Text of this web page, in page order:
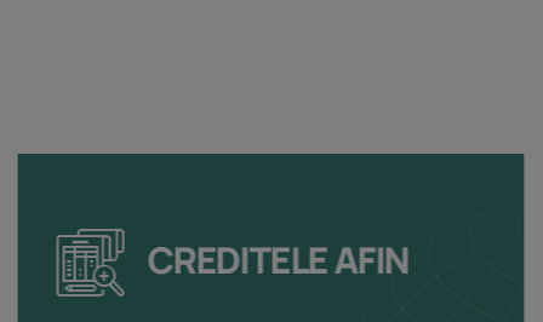
CREDITELE AFIN